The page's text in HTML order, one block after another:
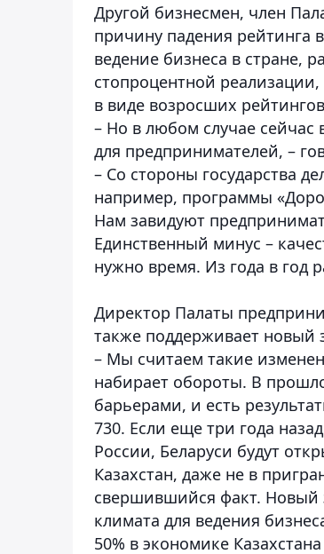
Другой бизнесмен, член
причину падения рейтинга
ведение бизнеса в стране,
стопроцентной
в виде возросших
– Но в любом случае сейчас
для предпринимателей, –
– Со стороны государства
например, программы
Нам завидуют
Единственный минус –
нужно время. Из года в год
Директор Палаты
также поддерживает новый
– Мы считаем такие
набирает обороты. В
барьерами, и есть
730. Если еще три года
России, Беларуси будут
Казахстан, даже не в
свершившийся факт. Новый
климата для ведения
50% в экономике